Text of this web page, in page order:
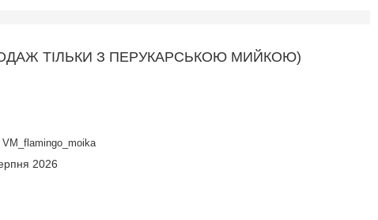
ТІЛЬКИ З ПЕРУКАРСЬКОЮ МИЙКОЮ)
VM_flamingo_moika
2026